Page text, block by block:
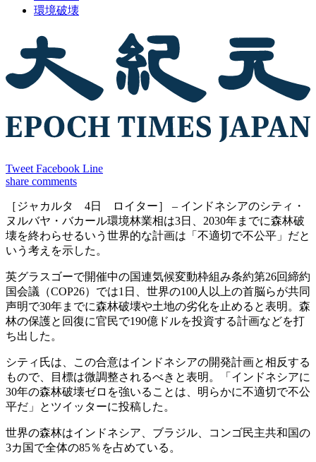
環境破壊
Tweet Facebook Line
share comments
［ジャカルタ 4日 ロイター］ – インドネシアのシティ・
ヌルバヤ・バカール環境林業相は3日、2030年までに森林破
壊を終わらせるいう世界的な計画は「不適切で不公平」だと
いう考えを示した。
英グラスゴーで開催中の国連気候変動枠組み条約第26回締約
国会議（COP26）では1日、世界の100人以上の首脳らが共同
声明で30年までに森林破壊や土地の劣化を止めると表明。森
林の保護と回復に官民で190億ドルを投資する計画などを打
ち出した。
シティ氏は、この合意はインドネシアの開発計画と相反する
もので、目標は微調整されるべきと表明。「インドネシアに
30年の森林破壊ゼロを強いることは、明らかに不適切で不公
平だ」とツイッターに投稿した。
世界の森林はインドネシア、ブラジル、コンゴ民主共和国の
3カ国で全体の85％を占めている。